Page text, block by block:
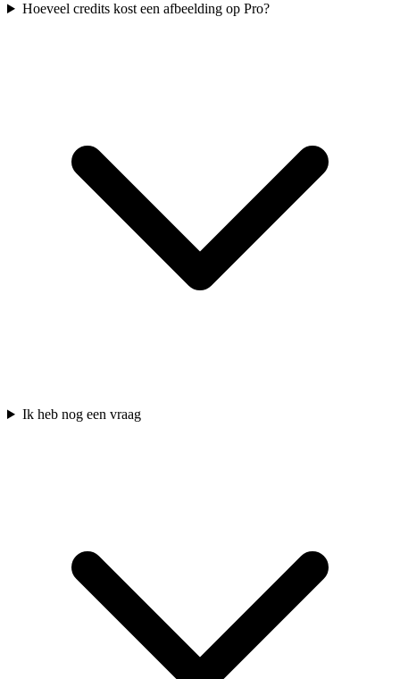
Hoeveel credits kost een afbeelding op Pro?
Ik heb nog een vraag